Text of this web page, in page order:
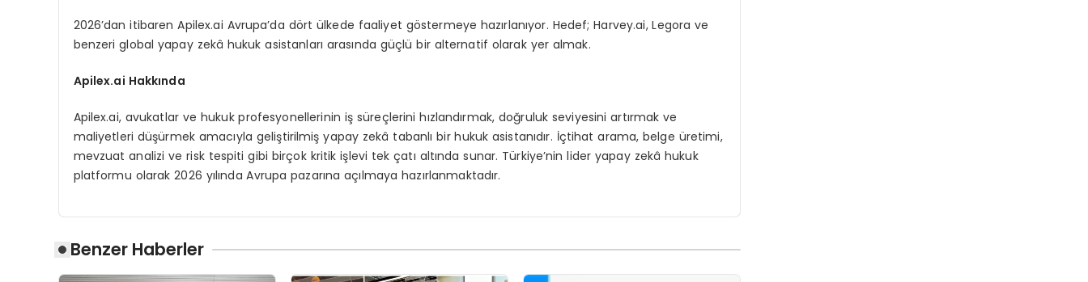
2026’dan itibaren Apilex.ai Avrupa’da dört ülkede faaliyet göstermeye hazırlanıyor. Hedef; Harvey.ai, Legora ve
benzeri global yapay zekâ hukuk asistanları arasında güçlü bir alternatif olarak yer almak.
Apilex.ai Hakkında
Apilex.ai, avukatlar ve hukuk profesyonellerinin iş süreçlerini hızlandırmak, doğruluk seviyesini artırmak ve
maliyetleri düşürmek amacıyla geliştirilmiş yapay zekâ tabanlı bir hukuk asistanıdır. İçtihat arama, belge üretimi,
mevzuat analizi ve risk tespiti gibi birçok kritik işlevi tek çatı altında sunar. Türkiye’nin lider yapay zekâ hukuk
platformu olarak 2026 yılında Avrupa pazarına açılmaya hazırlanmaktadır.
Benzer Haberler